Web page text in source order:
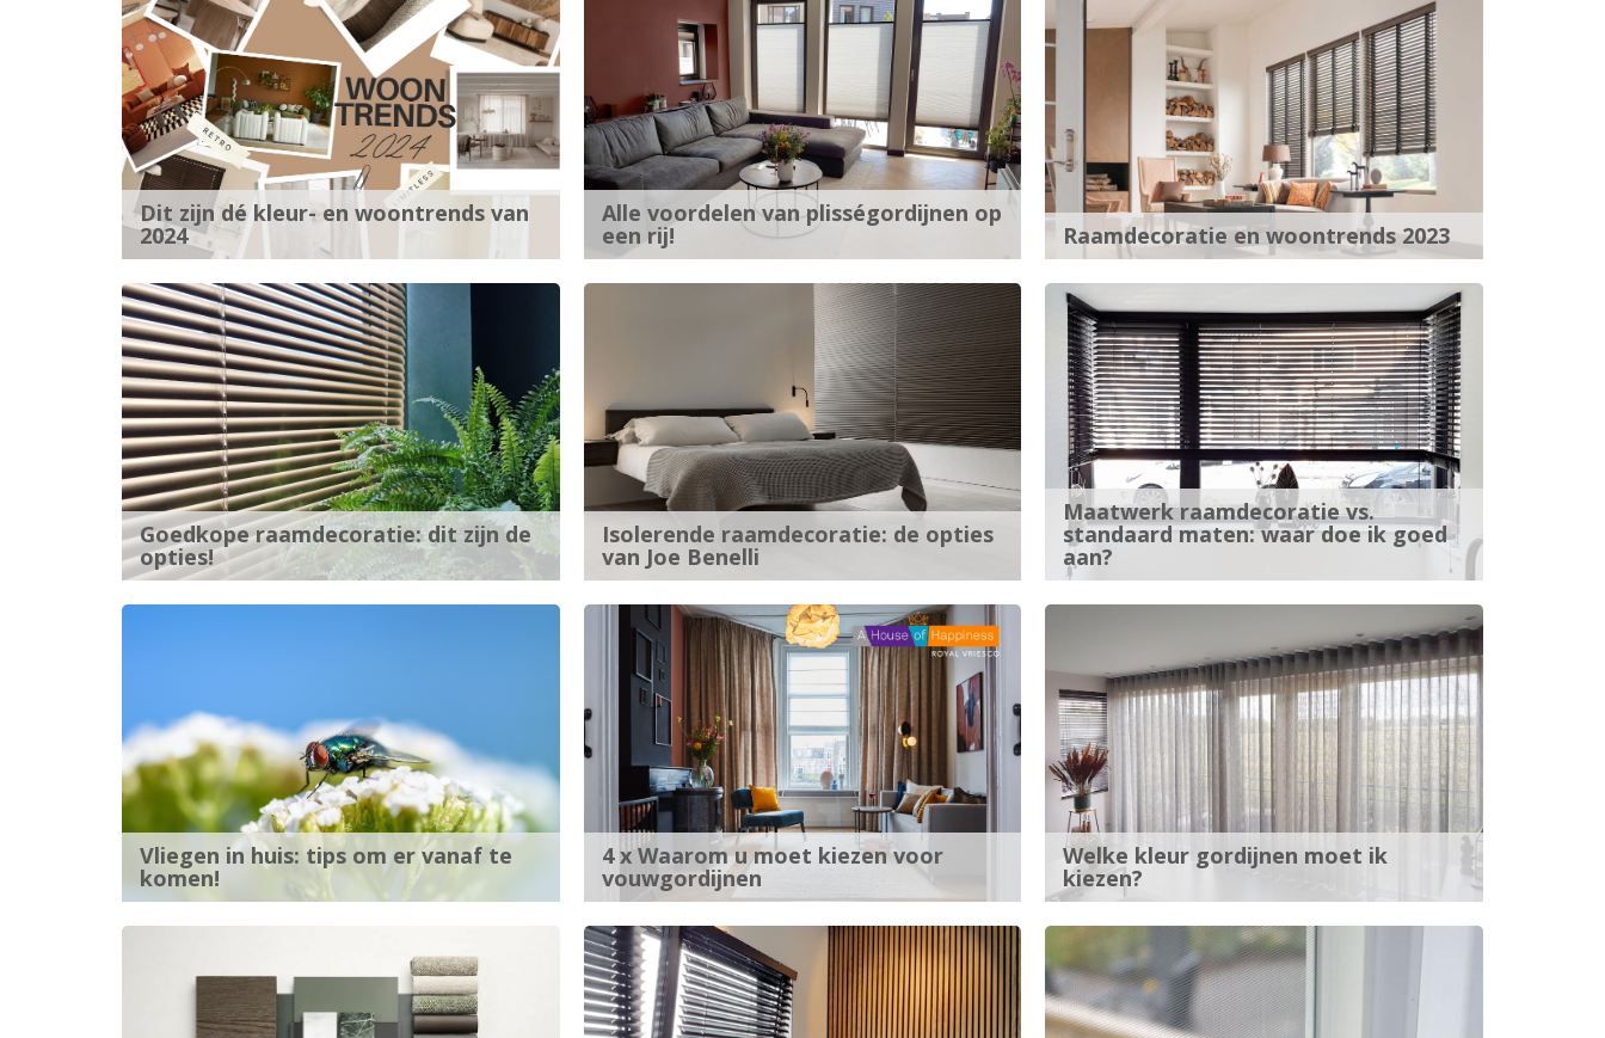
Dit zijn dé kleur- en woontrends van
2024
Alle voordelen van plisségordijnen op
een rij! Raamdecoratie en woontrends 2023
Goedkope raamdecoratie: dit zijn de
opties!
Isolerende raamdecoratie: de opties
van Joe Benelli
Maatwerk raamdecoratie vs.
standaard maten: waar doe ik goed
aan?
Vliegen in huis: tips om er vanaf te
komen!
4 x Waarom u moet kiezen voor
vouwgordijnen
Welke kleur gordijnen moet ik
kiezen?